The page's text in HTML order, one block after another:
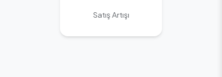
Satış Artışı